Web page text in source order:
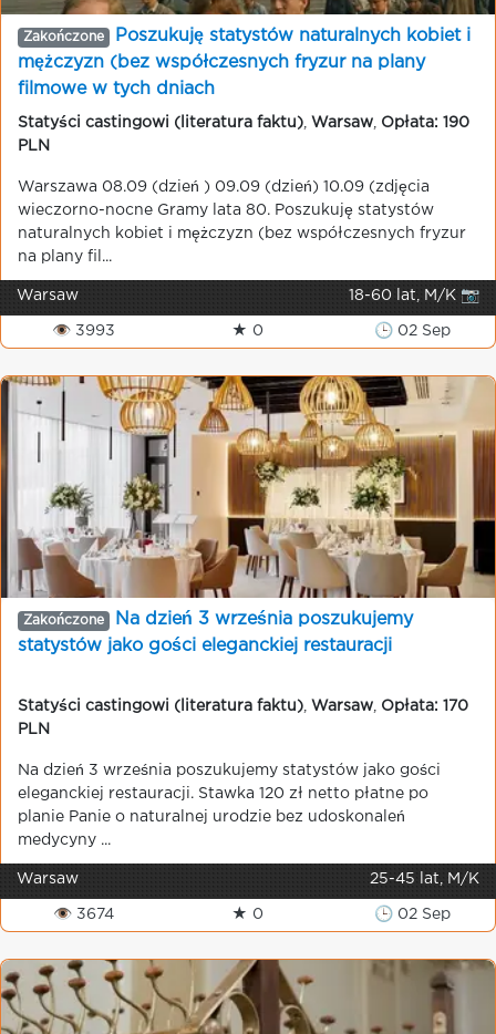
Zakończone
Poszukuję statystów naturalnych kobiet i
mężczyzn (bez współczesnych fryzur na plany
filmowe w tych dniach
Statyści castingowi (literatura faktu) Warsaw
Opłata: 190
PLN
Warszawa 08.09 (dzień ) 09.09 (dzień) 10.09 (zdjęcia
wieczorno-nocne Gramy lata 80. Poszukuję statystów
naturalnych kobiet i mężczyzn (bez współczesnych fryzur
na plany fil...
Warsaw 18-60 lat, M/K 📷
👁 3993 ★ 0 🕒 02 Sep
Zakończone
Na dzień 3 września poszukujemy
statystów jako gości eleganckiej restauracji
Statyści castingowi (literatura faktu) Warsaw
Opłata: 170
PLN
Na dzień 3 września poszukujemy statystów jako gości
eleganckiej restauracji. Stawka 120 zł netto płatne po
planie Panie o naturalnej urodzie bez udoskonaleń
medycyny ...
Warsaw 25-45 lat, M/K
👁 3674 ★ 0 🕒 02 Sep